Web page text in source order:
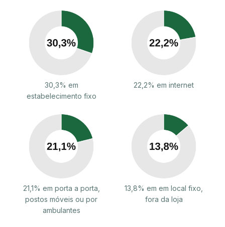
30,3% em
estabelecimento fixo
22,2% em internet
21,1% em porta a porta,
postos móveis ou por
ambulantes
13,8% em em local fixo,
fora da loja